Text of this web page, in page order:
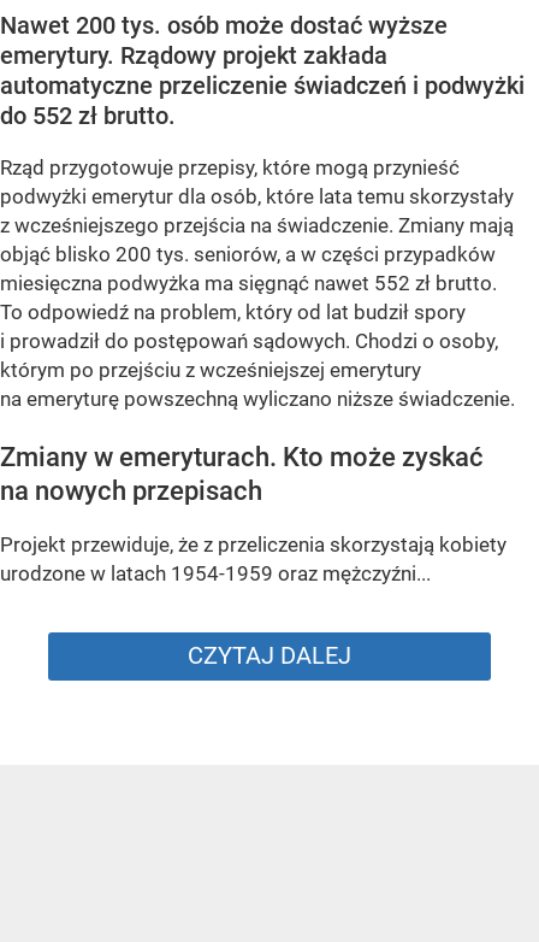
Nawet 200 tys. osób może dostać wyższe
emerytury. Rządowy projekt zakłada
automatyczne przeliczenie świadczeń i podwyżki
do 552 zł brutto.
Rząd przygotowuje przepisy, które mogą przynieść
podwyżki emerytur dla osób, które lata temu skorzystały
z wcześniejszego przejścia na świadczenie. Zmiany mają
objąć blisko 200 tys. seniorów, a w części przypadków
miesięczna podwyżka ma sięgnąć nawet 552 zł brutto.
To odpowiedź na problem, który od lat budził spory
i prowadził do postępowań sądowych. Chodzi o osoby,
którym po przejściu z wcześniejszej emerytury
na emeryturę powszechną wyliczano niższe świadczenie.
Zmiany w emeryturach. Kto może zyskać
na nowych przepisach
Projekt przewiduje, że z przeliczenia skorzystają kobiety
urodzone w latach 1954-1959 oraz mężczyźni...
CZYTAJ DALEJ